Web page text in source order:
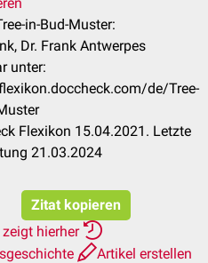
in-Bud-Muster:
Dr. Frank Antwerpes
unter:
de/Tree-
Flexikon 15.04.2021. Letzte
21.03.2024
Zitat kopieren
zeigt hierher
Artikel erstellen